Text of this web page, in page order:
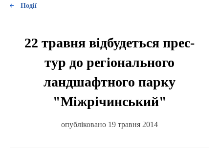
Події
22 травня відбудеться прес-
тур до регіонального
ландшафтного парку
"Міжрічинський"
опубліковано 19 травня 2014